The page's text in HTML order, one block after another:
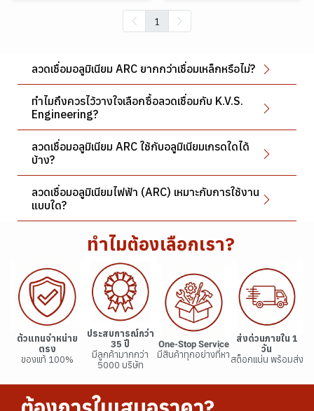
1
ลวดเชื่อมอลูมิเนียม ARC ยากกว่าเชื่อมเหล็กหรือไม่?
ทำไมถึงควรไว้วางใจเลือกซื้อลวดเชื่อมกับ K.V.S.
Engineering?
ลวดเชื่อมอลูมิเนียม ARC ใช้กับอลูมิเนียมเกรดใดได้
บ้าง?
ลวดเชื่อมอลูมิเนียมไฟฟ้า (ARC) เหมาะกับการใช้งาน
แบบใด?
ทำไมต้องเลือกเรา?
ตัวแทนจำหน่าย
ตรง
ของแท้ 100%
ประสบการณ์กว่า
35 ปี
มีลูกค้ามากกว่า
5000 บริษัท
One-Stop Service
มีสินค้าทุกอย่างที่หา
ส่งด่วนภายใน 1
วัน
สต็อกแน่น พร้อมส่ง